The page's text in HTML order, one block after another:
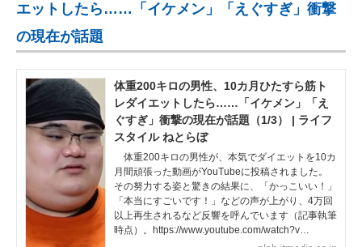
エットしたら……「イケメン」「えぐすぎ」衝撃
の現在が話題
体重200キロの男性、10カ月ひたすら筋ト
レダイエットしたら……「イケメン」「え
ぐすぎ」衝撃の現在が話題（1/3） | ライフ
スタイル ねとらぼ
体重200キロの男性が、本気でダイエットを10カ
月間頑張った動画がYouTubeに投稿されました。
その努力する姿と驚きの結果に、「かっこいい！」
「本当にすごいです！」などの声が上がり、4万回
以上再生されるなど反響を呼んでいます（記事執筆
時点）。https://www.youtube.com/watch?v…